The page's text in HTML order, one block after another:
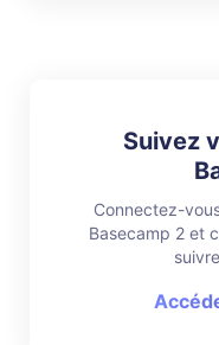
Suivez
Connectez-
Basecamp 2 et